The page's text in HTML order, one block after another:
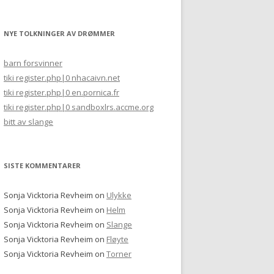
NYE TOLKNINGER AV DRØMMER
barn forsvinner
tiki register.php|0 nhacaivn.net
tiki register.php|0 en.pornica.fr
tiki register.php|0 sandboxlrs.accme.org
bitt av slange
SISTE KOMMENTARER
Sonja Vicktoria Revheim on Ulykke
Sonja Vicktoria Revheim on Helm
Sonja Vicktoria Revheim on Slange
Sonja Vicktoria Revheim on Fløyte
Sonja Vicktoria Revheim on Torner